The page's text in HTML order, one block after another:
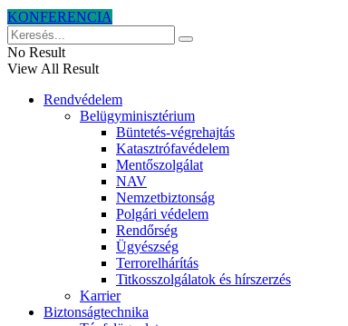
KONFERENCIA
No Result
View All Result
Rendvédelem
Belügyminisztérium
Büntetés-végrehajtás
Katasztrófavédelem
Mentőszolgálat
NAV
Nemzetbiztonság
Polgári védelem
Rendőrség
Ügyészség
Terrorelhárítás
Titkosszolgálatok és hírszerzés
Karrier
Biztonságtechnika